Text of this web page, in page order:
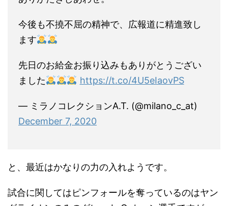
今後も不撓不屈の精神で、広報道に精進致し
ます
先日のお給金お振り込みもありがとうござい
ました
https://t.co/4U5eIaovPS
— ミラノコレクションA.T. (@milano_c_at)
December 7, 2020
と、最近はかなりの力の入れようです。
試合に関してはピンフォールを奪っているのはヤン